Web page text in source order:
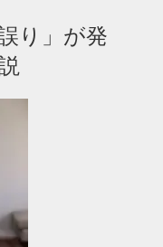
り」が発